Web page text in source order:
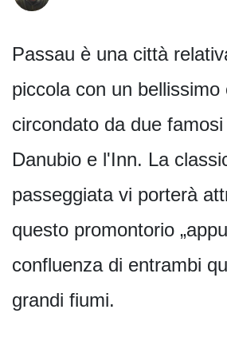
Passau è una città
piccola con un
circondato da due
Danubio e l'Inn. La
passeggiata vi porterà
questo promontorio
confluenza di entrambi
grandi fiumi.